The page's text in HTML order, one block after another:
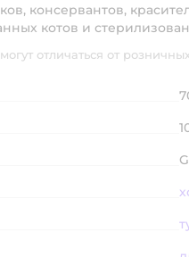
консервантов,
котов и
отличаться от